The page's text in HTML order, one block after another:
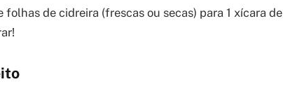
folhas de cidreira (frescas ou secas) para 1 xícara de